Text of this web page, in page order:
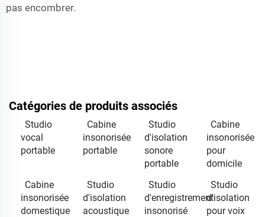
pas encombrer.
Catégories de produits associés
Studio
vocal
portable
Cabine
insonorisée
portable
Studio
d'isolation
sonore
portable
Cabine
insonorisée
pour
domicile
Cabine
insonorisée
domestique
Studio
d'isolation
acoustique
Studio
d'enregistrement
insonorisé
Studio
d'isolation
pour voix